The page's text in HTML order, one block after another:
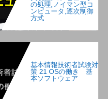
の処理,ノイマン型コ
ンピュータ,逐次制御
方式
基本情報技術者試験対
策 21 OSの働き 基
本ソフトウェア